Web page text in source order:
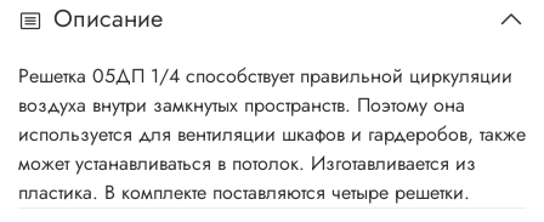
Описание
Решетка 05ДП 1/4 способствует правильной циркуляции
воздуха внутри замкнутых пространств. Поэтому она
используется для вентиляции шкафов и гардеробов, также
может устанавливаться в потолок. Изготавливается из
пластика. В комплекте поставляются четыре решетки.